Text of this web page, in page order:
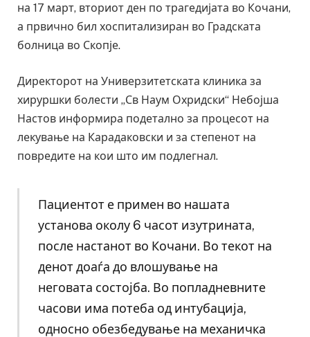
на 17 март, вториот ден по трагедијата во Кочани,
а првично бил хоспитализиран во Градската
болница во Скопје.
Директорот на Универзитетската клиника за
хируршки болести „Св Наум Охридски“ Небојша
Настов информира подетално за процесот на
лекување на Карадаковски и за степенот на
повредите на кои што им подлегнал.
Пациентот е примен во нашата
установа околу 6 часот изутрината,
после настанот во Кочани. Во текот на
денот доаѓа до влошување на
неговата состојба. Во попладневните
часови има потеба од интубација,
односно обезбедување на механичка